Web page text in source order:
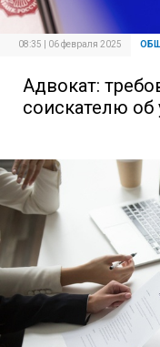
08:35 | 06 февраля 2025
Адвокат:
соискателю